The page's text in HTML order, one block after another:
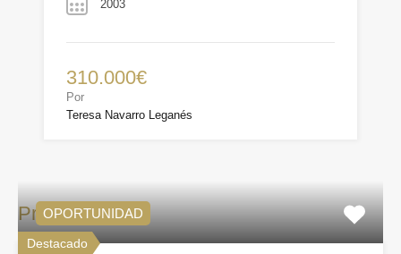
2003
310.000€
Por
Teresa Navarro Leganés
Propiedades
Destacado
OPORTUNIDAD